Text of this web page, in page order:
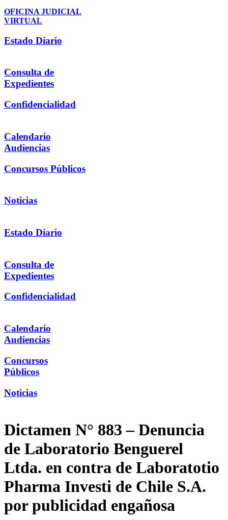
OFICINA JUDICIAL
VIRTUAL
Estado Diario
Consulta de
Expedientes
Confidencialidad
Calendario
Audiencias
Concursos Públicos
Noticias
Estado Diario
Consulta de
Expedientes
Confidencialidad
Calendario
Audiencias
Concursos
Públicos
Noticias
Dictamen N° 883 – Denuncia
de Laboratorio Benguerel
Ltda. en contra de Laboratotio
Pharma Investi de Chile S.A.
por publicidad engañosa